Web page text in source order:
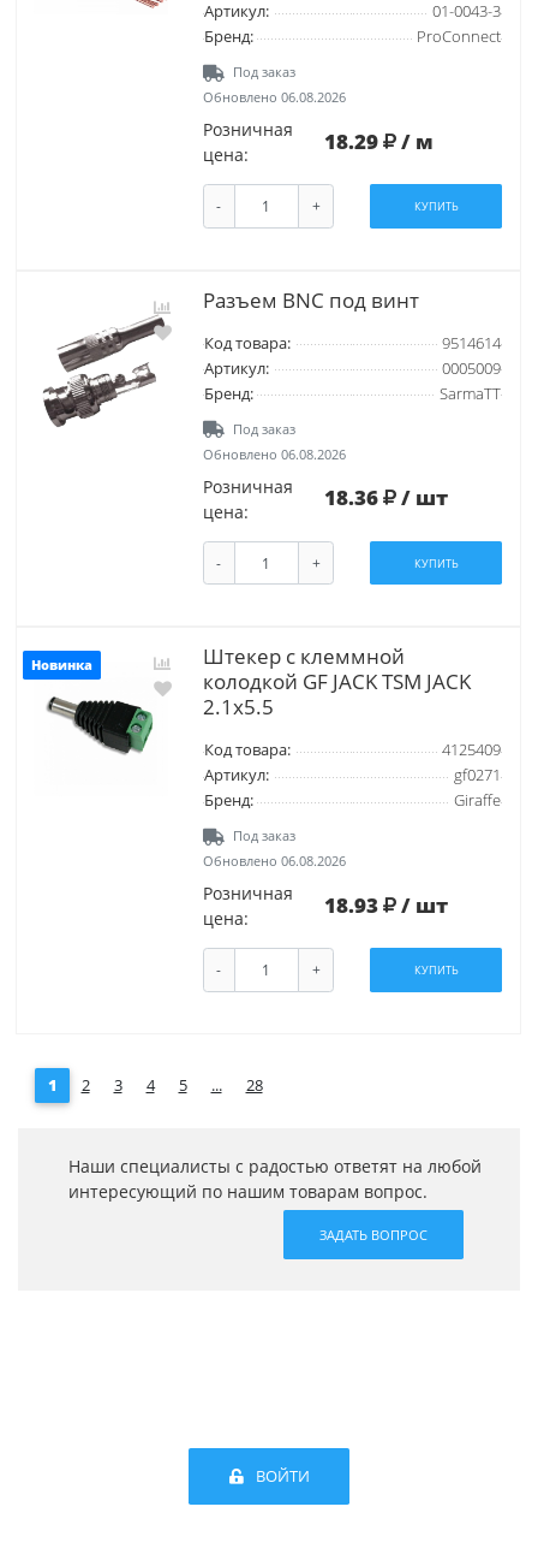
Артикул:
01-0043-3
Бренд:
ProConnect
Под заказ
Обновлено 06.08.2026
Розничная
цена:
18.29 / м
- + КУПИТЬ
Разъем BNC под винт
Код товара:
9514614
Артикул:
0005009
Бренд:
SarmaTT
Под заказ
Обновлено 06.08.2026
Розничная
цена:
18.36 / шт
- + КУПИТЬ
Новинка
Штекер с клеммной
колодкой GF JACK TSM JACK
2.1х5.5
Код товара:
4125409
Артикул:
gf0271
Бренд:
Giraffe
Под заказ
Обновлено 06.08.2026
Розничная
цена:
18.93 / шт
- + КУПИТЬ
1 2 3 4 5 ... 28
Наши специалисты с радостью ответят на любой
интересующий по нашим товарам вопрос.
ЗАДАТЬ ВОПРОС
ВОЙТИ